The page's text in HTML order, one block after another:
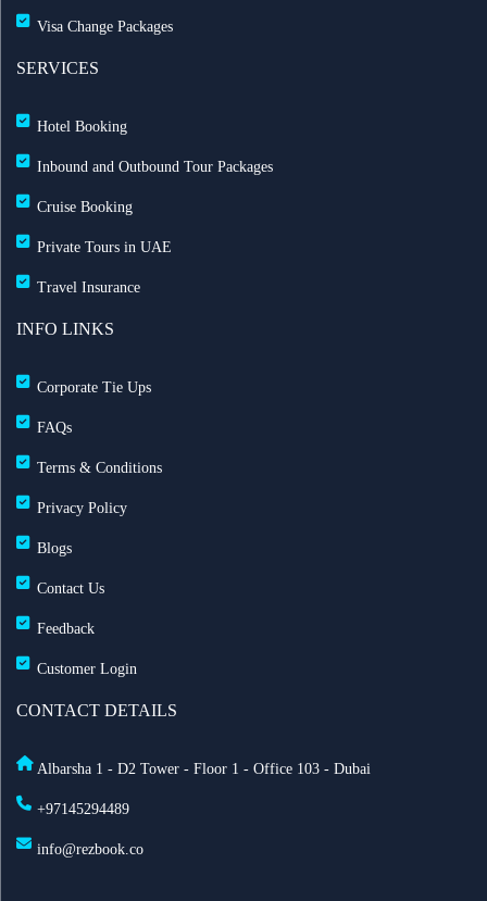
رحلات الشارقة إلى لندن مباشرة مع العربية للطيران
تأشيرة الهند لمواطني الإمارات: تأشيرة عند الوصول لمدة
مطارات دبي: تحويل 19 رحلة طيران بسبب الضباب
وانخفاض الرؤية
التغييرات الجديدة؟
Visa Change Packages
SERVICES
Hotel Booking
Inbound and Outbound Tour Packages
Cruise Booking
Private Tours in UAE
Travel Insurance
INFO LINKS
Corporate Tie Ups
FAQs
Terms & Conditions
Privacy Policy
Blogs
Contact Us
Feedback
Customer Login
CONTACT DETAILS
Albarsha 1 - D2 Tower - Floor 1 - Office 103 - Dubai
+97145294489
info@rezbook.co